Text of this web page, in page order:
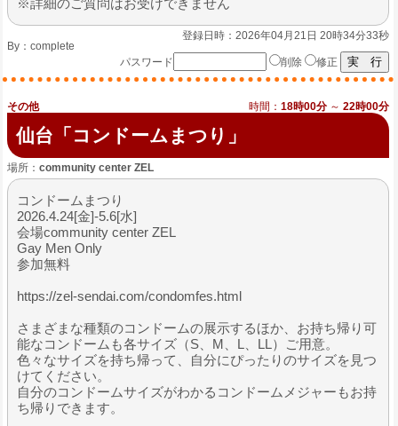
※詳細のご質問はお受けできません
登録日時：2026年04月21日 20時34分33秒
By： complete
パスワード
削除 修正
その他 時間： 18時00分 ～ 22時00分
仙台「コンドームまつり」
場所： community center ZEL
コンドームまつり
2026.4.24[金]-5.6[水]
会場community center ZEL
Gay Men Only
参加無料
https://zel-sendai.com/condomfes.html
さまざまな種類のコンドームの展示するほか、お持ち帰り可
能なコンドームも各サイズ（S、M、L、LL）ご用意。
色々なサイズを持ち帰って、自分にぴったりのサイズを見つ
けてください。
自分のコンドームサイズがわかるコンドームメジャーもお持
ち帰りできます。